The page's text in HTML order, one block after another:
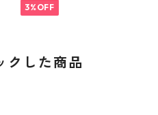
3%OFF
クした商品